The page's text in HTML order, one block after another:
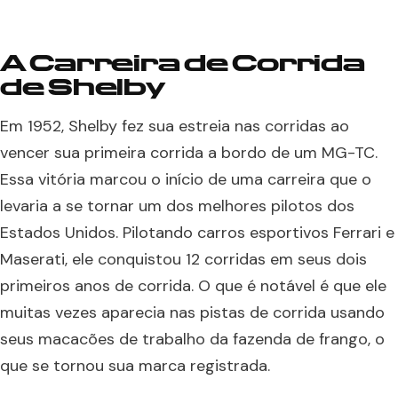
A Carreira de Corrida
de Shelby
Em 1952, Shelby fez sua estreia nas corridas ao
vencer sua primeira corrida a bordo de um MG-TC.
Essa vitória marcou o início de uma carreira que o
levaria a se tornar um dos melhores pilotos dos
Estados Unidos. Pilotando carros esportivos Ferrari e
Maserati, ele conquistou 12 corridas em seus dois
primeiros anos de corrida. O que é notável é que ele
muitas vezes aparecia nas pistas de corrida usando
seus macacões de trabalho da fazenda de frango, o
que se tornou sua marca registrada.